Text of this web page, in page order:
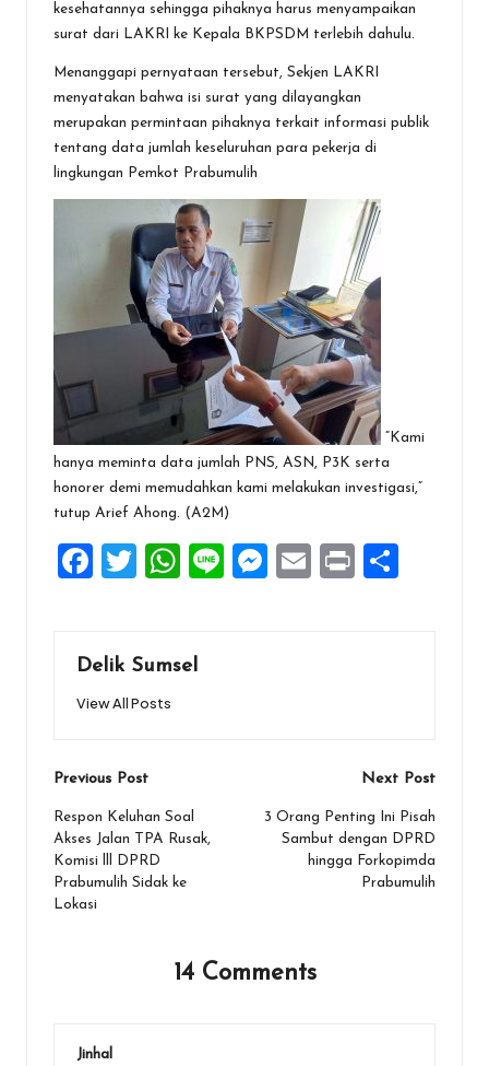
kesehatannya sehingga pihaknya harus menyampaikan
surat dari LAKRI ke Kepala BKPSDM terlebih dahulu.
Menanggapi pernyataan tersebut, Sekjen LAKRI
menyatakan bahwa isi surat yang dilayangkan
merupakan permintaan pihaknya terkait informasi publik
tentang data jumlah keseluruhan para pekerja di
lingkungan Pemkot Prabumulih
“Kami
hanya meminta data jumlah PNS, ASN, P3K serta
honorer demi memudahkan kami melakukan investigasi,”
tutup Arief Ahong. (A2M)
F
b
o
k
T
er
W
s
Li
M
E
Pr
Delik Sumsel
View All Posts
Post
navigation
Previous Post
Respon Keluhan Soal
Akses Jalan TPA Rusak,
Komisi lll DPRD
Prabumulih Sidak ke
Lokasi
Next Post
3 Orang Penting Ini Pisah
Sambut dengan DPRD
hingga Forkopimda
Prabumulih
14 Comments
Jinhal